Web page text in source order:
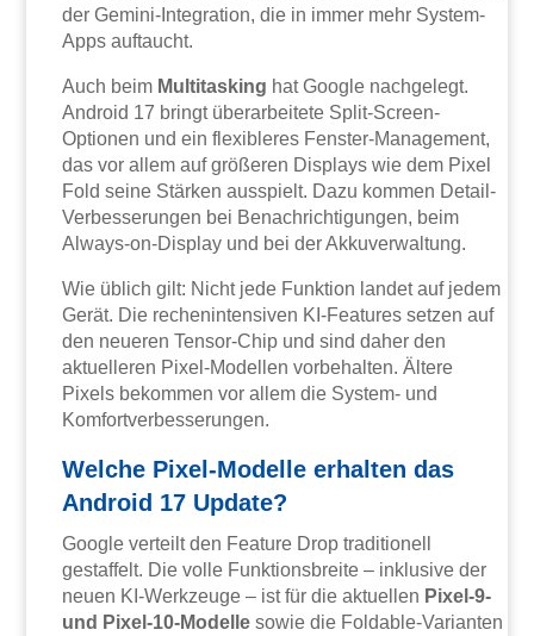
der Gemini-Integration, die in immer mehr System-
Apps auftaucht.
Auch beim Multitasking hat Google nachgelegt.
Android 17 bringt überarbeitete Split-Screen-
Optionen und ein flexibleres Fenster-Management,
das vor allem auf größeren Displays wie dem Pixel
Fold seine Stärken ausspielt. Dazu kommen Detail-
Verbesserungen bei Benachrichtigungen, beim
Always-on-Display und bei der Akkuverwaltung.
Wie üblich gilt: Nicht jede Funktion landet auf jedem
Gerät. Die rechenintensiven KI-Features setzen auf
den neueren Tensor-Chip und sind daher den
aktuelleren Pixel-Modellen vorbehalten. Ältere
Pixels bekommen vor allem die System- und
Komfortverbesserungen.
Welche Pixel-Modelle erhalten das
Android 17 Update?
Google verteilt den Feature Drop traditionell
gestaffelt. Die volle Funktionsbreite – inklusive der
neuen KI-Werkzeuge – ist für die aktuellen Pixel-9-
und Pixel-10-Modelle sowie die Foldable-Varianten